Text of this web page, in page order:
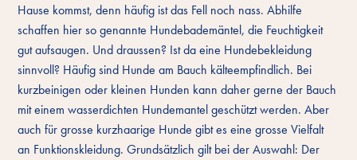
Hause kommst, denn häufig ist das Fell noch nass. Abhilfe
schaffen hier so genannte Hundebademäntel, die Feuchtigkeit
gut aufsaugen. Und draussen? Ist da eine Hundebekleidung
sinnvoll? Häufig sind Hunde am Bauch kälteempfindlich. Bei
kurzbeinigen oder kleinen Hunden kann daher gerne der Bauch
mit einem wasserdichten Hundemantel geschützt werden. Aber
auch für grosse kurzhaarige Hunde gibt es eine grosse Vielfalt
an Funktionskleidung. Grundsätzlich gilt bei der Auswahl: Der